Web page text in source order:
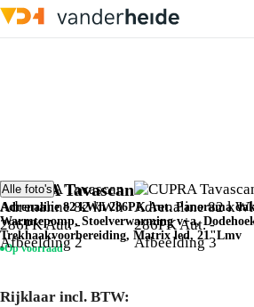
Alle foto's
CUPRA Tavascan
Adrenaline 82 kWh 286PK Aut. Panorama
Warmtepomp, Stoelverwarming v+a,
Trekhaakvoorbereiding, Matrix led, 21"Lmv
Op voorraad
Rijklaar incl. BTW: